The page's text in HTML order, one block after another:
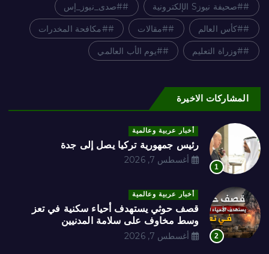
#صحيفة نيوزS الإلكترونية #صدى_نيوز_إس
#كأس العالم #مقالات #مكافحة المخدرات
#وزراة التعليم #يوم الأب العالمي
المشاركات الاخيرة
1
أخبار عربية وعالمية
رئيس جمهورية تركيا يصل إلى جدة
أغسطس 7, 2026
2
أخبار عربية وعالمية
قصف حوثي يستهدف أحياء سكنية في تعز
وسط مخاوف على سلامة المدنيين
أغسطس 7, 2026